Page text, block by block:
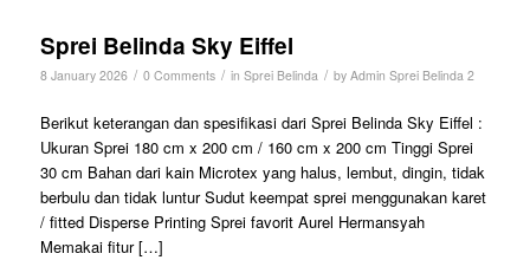
Sprei Belinda Sky Eiffel
8 January 2026 / 0 Comments / in Sprei Belinda / by Admin Sprei Belinda 2
Berikut keterangan dan spesifikasi dari Sprei Belinda Sky Eiffel :
Ukuran Sprei 180 cm x 200 cm / 160 cm x 200 cm Tinggi Sprei
30 cm Bahan dari kain Microtex yang halus, lembut, dingin, tidak
berbulu dan tidak luntur Sudut keempat sprei menggunakan karet
/ fitted Disperse Printing Sprei favorit Aurel Hermansyah
Memakai fitur […]